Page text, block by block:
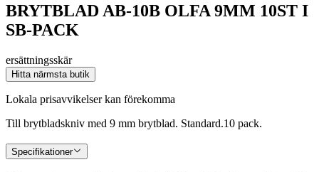
BRYTBLAD AB-10B OLFA 9MM 10ST I
SB-PACK
ersättningsskär
Hitta närmsta butik
Lokala prisavvikelser kan förekomma
Till brytbladskniv med 9 mm brytblad. Standard.10 pack.
Specifikationer